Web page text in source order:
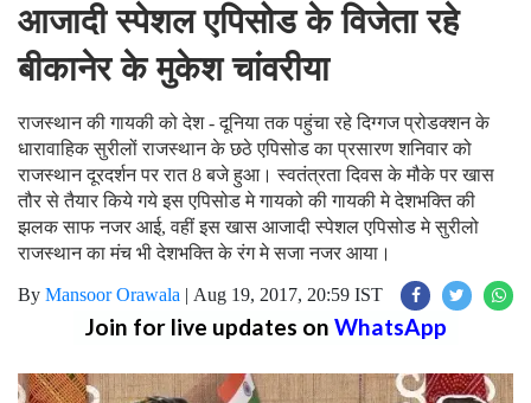
आजादी स्पेशल एपिसोड के विजेता रहे
बीकानेर के मुकेश चांवरीया
राजस्थान की गायकी को देश - दूनिया तक पहुंचा रहे दिग्गज प्रोडक्शन के
धारावाहिक सुरीलों राजस्थान के छठे एपिसोड का प्रसारण शनिवार को
राजस्थान दूरदर्शन पर रात 8 बजे हुआ। स्वतंत्रता दिवस के मौके पर खास
तौर से तैयार किये गये इस एपिसोड मे गायको की गायकी मे देशभक्ति की
झलक साफ नजर आई, वहीं इस खास आजादी स्पेशल एपिसोड मे सुरीलो
राजस्थान का मंच भी देशभक्ति के रंग मे सजा नजर आया।
By Mansoor Orawala | Aug 19, 2017, 20:59 IST
Join for live updates on WhatsApp